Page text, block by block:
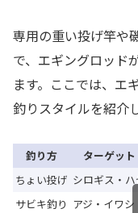
専用の重い投げ竿や
で、エギングロッド
ます。ここでは、エ
釣りスタイルを紹介
釣り方 ターゲット
ちょい投げ シロギス・
サビキ釣り アジ・イワシ